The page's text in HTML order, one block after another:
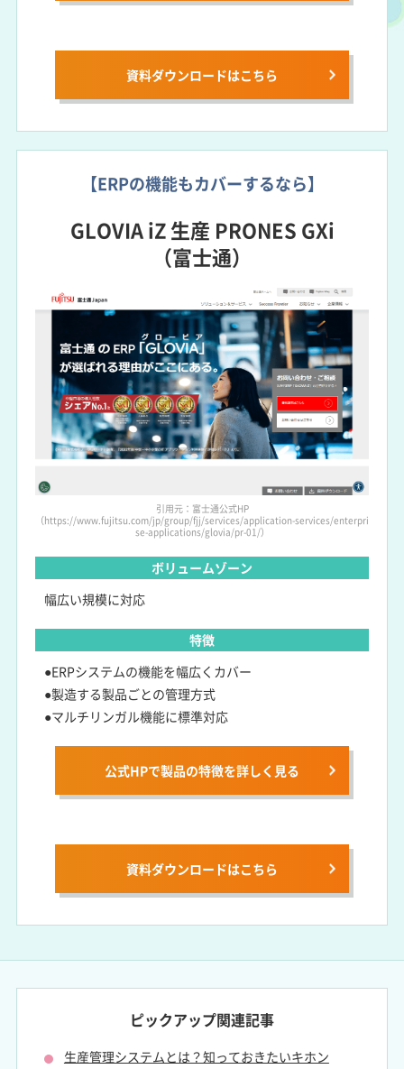
資料ダウンロードはこちら
【ERPの機能もカバーするなら】
GLOVIA iZ 生産 PRONES GXi
（富士通）
引用元：富士通公式HP
（https://www.fujitsu.com/jp/group/fjj/services/application-services/enterpri
se-applications/glovia/pr-01/）
ボリュームゾーン
幅広い規模に対応
特徴
●ERPシステムの機能を幅広くカバー
●製造する製品ごとの管理方式
●マルチリンガル機能に標準対応
公式HPで製品の特徴を詳しく見る
資料ダウンロードはこちら
ピックアップ関連記事
生産管理システムとは？知っておきたいキホン